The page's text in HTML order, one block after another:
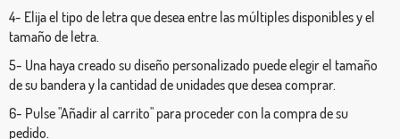
4- Elija el tipo de letra que desea entre las múltiples disponibles y el
tamaño de letra.
5- Una haya creado su diseño personalizado puede elegir el tamaño
de su bandera y la cantidad de unidades que desea comprar.
6- Pulse "Añadir al carrito" para proceder con la compra de su
pedido.